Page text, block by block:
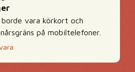
vara körkort och
på mobiltelefoner.